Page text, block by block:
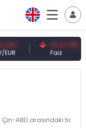
41,41 TRY
Faiz
Çin-ABD arasındaki